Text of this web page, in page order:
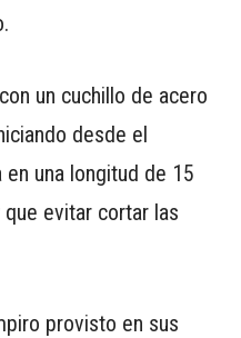
un cuchillo de acero
desde el
una longitud de 15
evitar cortar las
provisto en sus